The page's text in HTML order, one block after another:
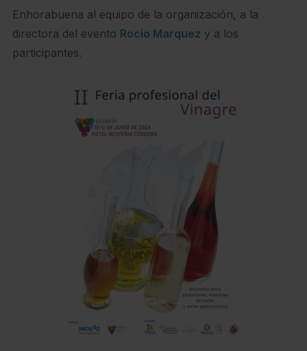
Enhorabuena al equipo de la organización, a la
directora del evento Rocio Marquez y a los
participantes.